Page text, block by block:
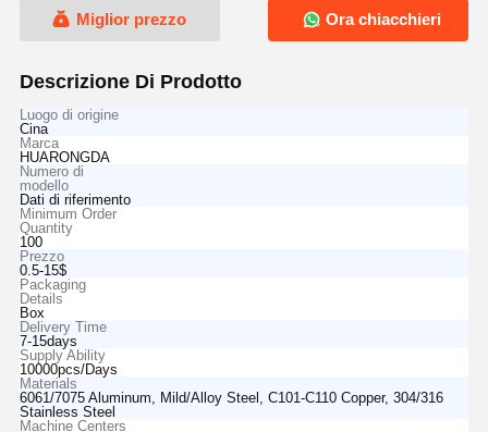
Miglior prezzo Ora chiacchieri
Descrizione Di Prodotto
Luogo di origine
Cina
Marca
HUARONGDA
Numero di
modello
Dati di riferimento
Minimum Order
Quantity
100
Prezzo
0.5-15$
Packaging
Details
Box
Delivery Time
7-15days
Supply Ability
10000pcs/Days
Materials
6061/7075 Aluminum, Mild/Alloy Steel, C101‑C110 Copper, 304/316
Stainless Steel
Machine Centers